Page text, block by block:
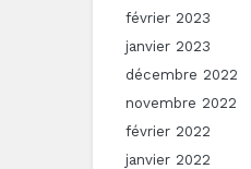
février 2023
janvier 2023
décembre 2022
novembre 2022
février 2022
janvier 2022